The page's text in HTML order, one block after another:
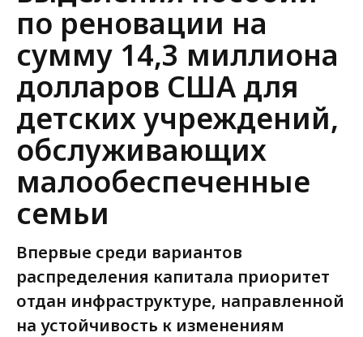
по реновации на
сумму 14,3 миллиона
долларов США для
детских учреждений,
обслуживающих
малообеспеченные
семьи
Впервые среди вариантов
распределения капитала приоритет
отдан инфраструктуре, направленной
на устойчивость к изменениям